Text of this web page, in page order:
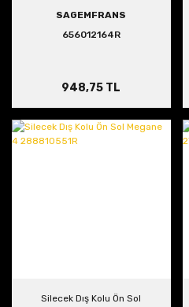
SAGEMFRANS
656012164R
948,75 TL
Silecek Dış Kolu Ön Sol